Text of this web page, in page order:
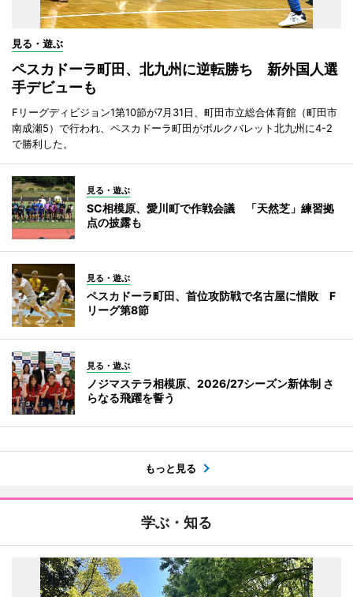
見る・遊ぶ
ペスカドーラ町田、北九州に逆転勝ち 新外国人選
手デビューも
Fリーグディビジョン1第10節が7月31日、町田市立総合体育館（町田市
南成瀬5）で行われ、ペスカドーラ町田がボルクバレット北九州に4-2
で勝利した。
見る・遊ぶ
SC相模原、愛川町で作戦会議 「天然芝」練習拠
点の披露も
見る・遊ぶ
ペスカドーラ町田、首位攻防戦で名古屋に惜敗 F
リーグ第8節
見る・遊ぶ
ノジマステラ相模原、2026/27シーズン新体制 さ
らなる飛躍を誓う
もっと見る
学ぶ・知る